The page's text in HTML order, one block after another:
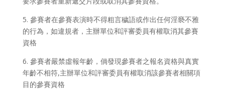
5. 參賽者在參賽表演時不得粗言穢語或作出任何淫褻不雅
的行為，如違規者，主辦單位和評審委員有權取消其參賽
資格
6. 參賽者嚴禁虛報年齡，倘發現參賽者之報名資格與真實
年齡不相符,主辦單位和評審委員有權取消該參賽者相關項
目的參賽資格